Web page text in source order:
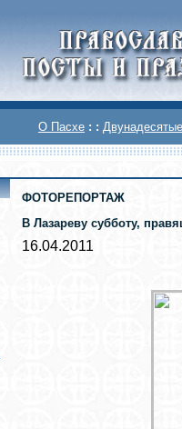
О Пасхе : :
ФОТОРЕПОРТАЖ
В Лазареву субботу,
16.04.2011